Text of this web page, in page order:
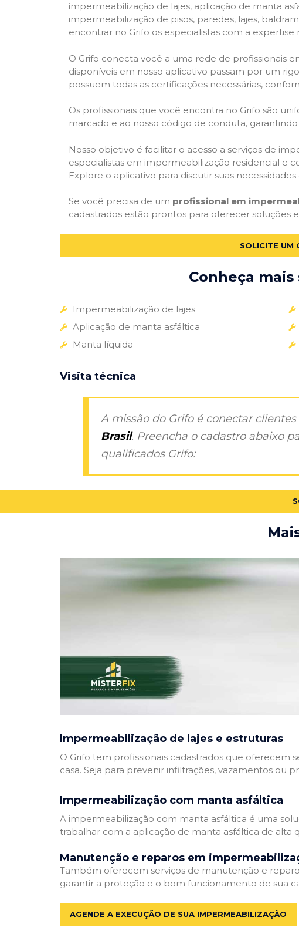
impermeabilização de lajes, aplicação de manta
impermeabilização de pisos, paredes, lajes,
encontrar no Grifo os especialistas com a expertise
O Grifo conecta você a uma rede de profissionais
disponíveis em nosso aplicativo passam por um
possuem todas as certificações necessárias,
Os profissionais que você encontra no Grifo são
marcado e ao nosso código de conduta,
Nosso objetivo é facilitar o acesso a serviços de
especialistas em impermeabilização residencial e
Explore o aplicativo para discutir suas
Se você precisa de um profissional em
cadastrados estão prontos para oferecer soluções
SOLICITE UM
Conheça
Impermeabilização de lajes
Aplicação de manta asfáltica
Manta líquida
Visita técnica
A missão do Grifo é conectar
Brasil. Preencha o cadastro abaixo
qualificados Grifo:
Impermeabilização de lajes e estruturas
O Grifo tem profissionais cadastrados que oferecem
casa. Seja para prevenir infiltrações, vazamentos ou
Impermeabilização com manta asfáltica
A impermeabilização com manta asfáltica é uma
trabalhar com a aplicação de manta asfáltica de alta
Manutenção e reparos em
Também oferecem serviços de manutenção e
garantir a proteção e o bom funcionamento de sua
AGENDE A EXECUÇÃO DE SUA IMPERMEABILIZAÇÃO